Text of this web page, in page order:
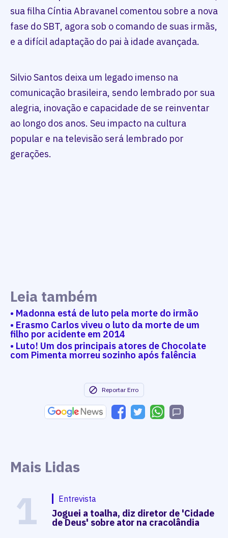
sua filha Cíntia Abravanel comentou sobre a nova
fase do SBT, agora sob o comando de suas irmãs,
e a difícil adaptação do pai à idade avançada.
Silvio Santos deixa um legado imenso na
comunicação brasileira, sendo lembrado por sua
alegria, inovação e capacidade de se reinventar
ao longo dos anos. Seu impacto na cultura
popular e na televisão será lembrado por
gerações.
Leia também
• Madonna está de luto pela morte do irmão
• Erasmo Carlos viveu o luto da morte de um
filho por acidente em 2014
• Luto! Um dos principais atores de Chocolate
com Pimenta morreu sozinho após falência
Reportar Erro
Mais Lidas
1 Entrevista
Joguei a toalha, diz diretor de 'Cidade
de Deus' sobre ator na cracolândia